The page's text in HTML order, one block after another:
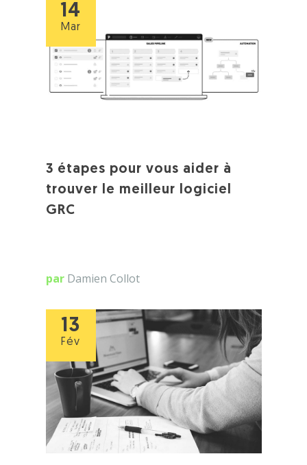
14
Mar
3 étapes pour vous aider à
trouver le meilleur logiciel
GRC
par Damien Collot
13
Fév